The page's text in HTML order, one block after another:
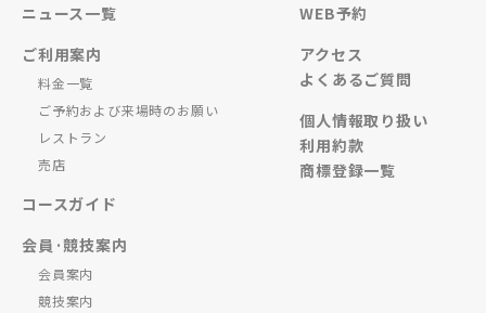
ニュース一覧
ご利用案内
料金一覧
ご予約および来場時のお願い
レストラン
売店
コースガイド
会員·競技案内
会員案内
競技案内
WEB予約
アクセス
よくあるご質問
個人情報取り扱い
利用約款
商標登録一覧